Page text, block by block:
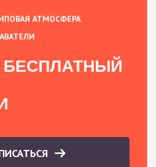
АТМОСФЕРА
БЕСПЛАТНЫЙ